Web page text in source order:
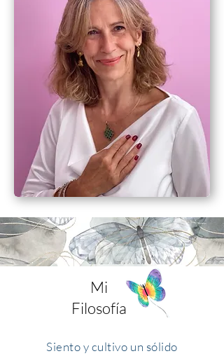
Mi
Filosofía
Siento y cultivo un sólido